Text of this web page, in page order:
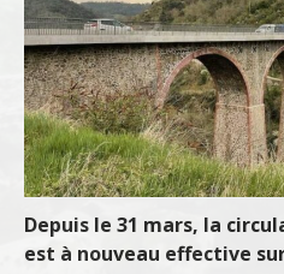
Depuis le 31 mars, la
est à nouveau effective